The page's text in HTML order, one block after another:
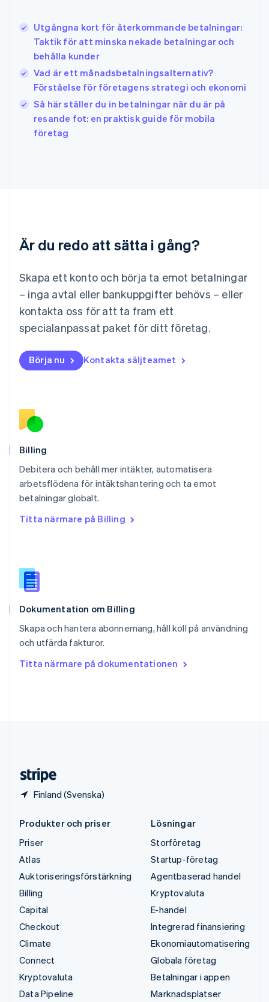
Utgångna kort för återkommande betalningar:
Taktik för att minska nekade betalningar och
behålla kunder
Vad är ett månadsbetalningsalternativ?
Förståelse för företagens strategi och ekonomi
Så här ställer du in betalningar när du är på
resande fot: en praktisk guide för mobila
företag
Är du redo att sätta i gång?
Skapa ett konto och börja ta emot betalningar
– inga avtal eller bankuppgifter behövs – eller
kontakta oss för att ta fram ett
specialanpassat paket för ditt företag.
Börja nu Kontakta säljteamet
Billing
Debitera och behåll mer intäkter, automatisera
arbetsflödena för intäktshantering och ta emot
betalningar globalt.
Titta närmare på Billing
Dokumentation om Billing
Skapa och hantera abonnemang, håll koll på användning
och utfärda fakturor.
Titta närmare på dokumentationen
Finland (Svenska)
Irland
English
Italien
ItalianoEnglish
Japan
日本語 English
EnglishFrançais
Kroatien
EnglishItaliano
Malaysia
English
Mexiko
Nederländerna
NederlandsEnglish
English
Nya Zeeland
Português
Rumänien
English
DeutschFrançaisItaliano English
Singapore
English简体中文
English
Español
Storbritannien
Sverige
Thailand
ไทยEnglish
English
Produkter och priser
Priser
Atlas
Auktoriseringsförstärkning
Billing
Capital
Checkout
Climate
Connect
Kryptovaluta
Data Pipeline
Lösningar
Storföretag
Startup-företag
Agentbaserad handel
Kryptovaluta
E-handel
Integrerad finansiering
Ekonomiautomatisering
Globala företag
Betalningar i appen
Marknadsplatser